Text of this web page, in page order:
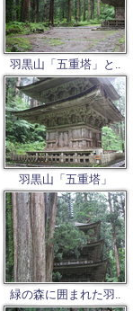
羽黒山「五重塔」と..
羽黒山「五重塔」
緑の森に囲まれた羽..